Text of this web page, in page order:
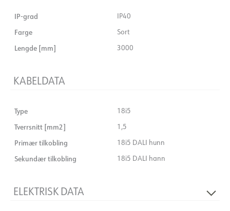
IP-grad IP40
Farge Sort
Lengde [mm] 3000
KABELDATA
Type 18i5
Tverrsnitt [mm2] 1,5
Primær tilkobling 18i5 DALI hunn
Sekundær tilkobling 18i5 DALI hann
ELEKTRISK DATA